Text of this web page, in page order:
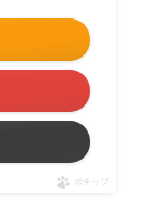
ポチップ